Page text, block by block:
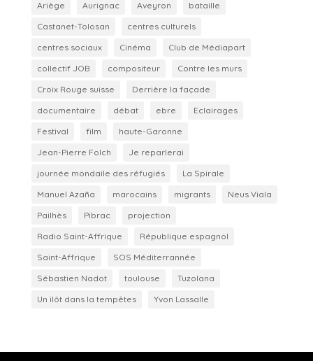
Ariège
Aurignac Aveyron
bataille
Castanet-Tolosan
centres culturels
centres sociaux
Cinéma
Club de Médiapart
collectif JOB
compositeur
Contre les murs
Croix Rouge suisse
Derrière la façade
documentaire
débat ebre
Eclairages
Festival
film
haute-Garonne
Jean-Pierre Folch
Je reparlerai
journée mondaile des réfugiés
La Spirale
Manuel Azaña
marocains migrants
Neus Viala
Pailhès
Pibrac
projection
Radio Saint-Affrique
République espagnol
Saint-Affrique
SOS Méditerrannée
Sébastien Nadot
toulouse
Tuzolana
Un ilôt dans la tempêtes
Yvon Lassalle